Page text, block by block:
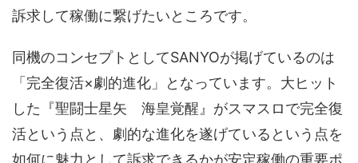
訴求して稼働に繋げたいところです。
同機のコンセプトとしてSANYOが掲げているのは
「完全復活×劇的進化」となっています。大ヒット
した『聖闘士星矢 海皇覚醒』がスマスロで完全復
活という点と、劇的な進化を遂げているという点を
如何に魅力として訴求できるかが安定稼働の重要ポ